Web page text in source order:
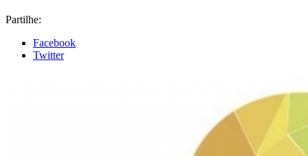
Partilhe:
Facebook
Twitter